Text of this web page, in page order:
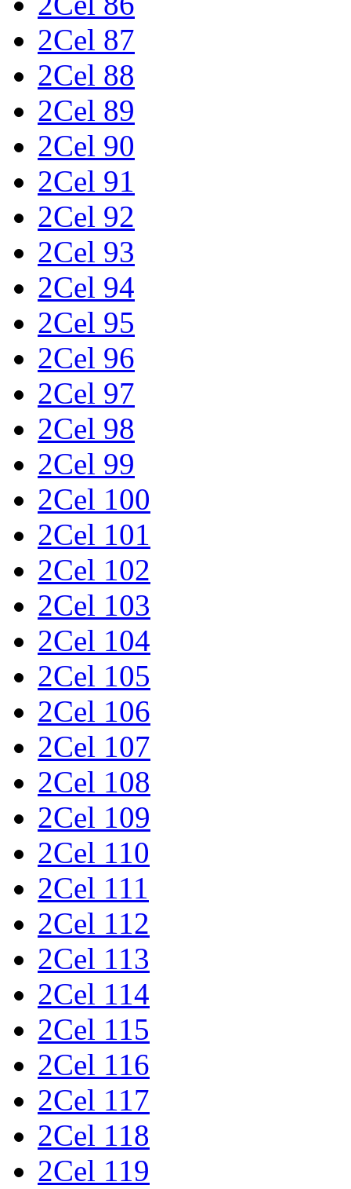
2Cel 87
2Cel 88
2Cel 89
2Cel 90
2Cel 91
2Cel 92
2Cel 93
2Cel 94
2Cel 95
2Cel 96
2Cel 97
2Cel 98
2Cel 99
2Cel 100
2Cel 101
2Cel 102
2Cel 103
2Cel 104
2Cel 105
2Cel 106
2Cel 107
2Cel 108
2Cel 109
2Cel 110
2Cel 111
2Cel 112
2Cel 113
2Cel 114
2Cel 115
2Cel 116
2Cel 117
2Cel 118
2Cel 119